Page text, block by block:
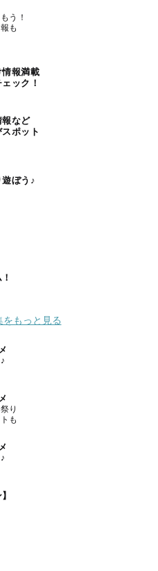
う！
も
報満載
ック！
報など
ポット
ぼう♪
をもっと見る
り
も